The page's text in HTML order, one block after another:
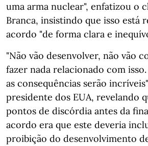
uma arma nuclear", enfatizou o
Branca, insistindo que isso está
acordo "de forma clara e
"Não vão desenvolver, não vão
fazer nada relacionado com
as consequências serão
presidente dos EUA, revelando
pontos de discórdia antes da
acordo era que este deveria
proibição do desenvolvimento